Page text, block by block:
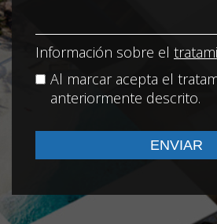
Información sobre el
Al marcar acepta el
anteriormente descrito.